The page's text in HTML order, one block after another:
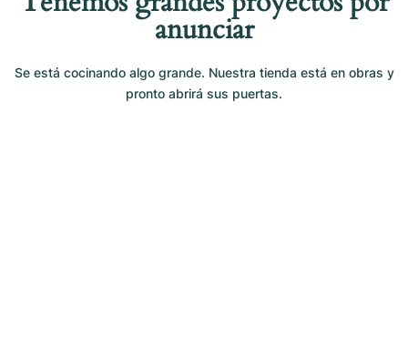
anunciar
Se está cocinando algo grande. Nuestra tienda está en obras y
pronto abrirá sus puertas.